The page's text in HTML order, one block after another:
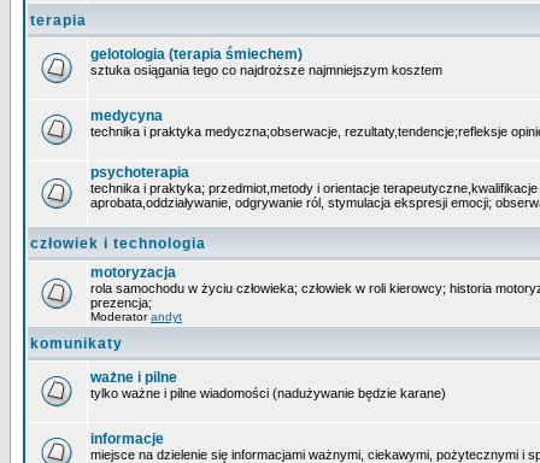
terapia
gelotologia (terapia śmiechem)
sztuka osiągania tego co najdroższe najmniejszym kosztem
medycyna
technika i praktyka medyczna;obserwacje, rezultaty,tendencje;refleksje
psychoterapia
technika i praktyka; przedmiot,metody i orientacje
aprobata,oddziaływanie, odgrywanie ról, stymulacja ekspresji emocji;
człowiek i technologia
motoryzacja
rola samochodu w życiu człowieka; człowiek w roli kierowcy; historia
prezencja;
Moderatorandyt
komunikaty
ważne i pilne
tylko ważne i pilne wiadomości (nadużywanie będzie karane)
informacje
miejsce na dzielenie się informacjami ważnymi, ciekawymi, pożytecznymi i